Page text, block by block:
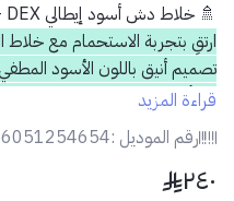
🚿 خلاط دش أسود إيطالي DEX – مزيج من الفخامة والأداء القوي
تصميم أنيق باللون الأسود
مع أداء يعتمد عليه بفضل جودة
المميزات:
تشطيب أسود غير لامع
مقاوم للرطوبة والتآكل بفضل
قراءة المزيد
رقم الموديل :
٢٤٠